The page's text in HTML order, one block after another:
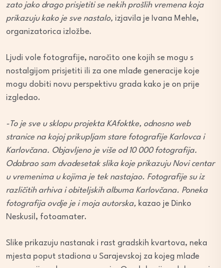
zato jako drago prisjetiti se nekih prošlih vremena koja
prikazuju kako je sve nastalo, izjavila je Ivana Mehle,
organizatorica izložbe.
Ljudi vole fotografije, naročito one kojih se mogu s
nostalgijom prisjetiti ili za one mlađe generacije koje
mogu dobiti novu perspektivu grada kako je on prije
izgledao.
-To je sve u sklopu projekta KAfoktke, odnosno web
stranice na kojoj prikupljam stare fotografije Karlovca i
Karlovčana. Objavljeno je više od 10 000 fotografija.
Odabrao sam dvadesetak slika koje prikazuju Novi centar
u vremenima u kojima je tek nastajao. Fotografije su iz
različitih arhiva i obiteljskih albuma Karlovčana. Poneka
fotografija ovdje je i moja autorska, kazao je Dinko
Neskusil, fotoamater.
Slike prikazuju nastanak i rast gradskih kvartova, neka
mjesta poput stadiona u Sarajevskoj za kojeg mlađe